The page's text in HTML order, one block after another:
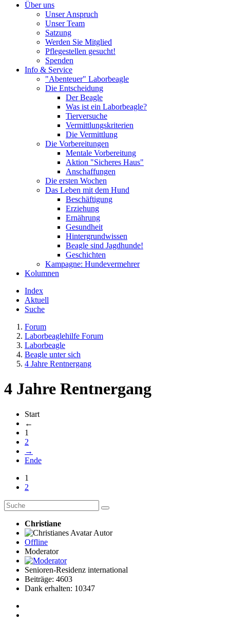
Über uns
Unser Anspruch
Unser Team
Satzung
Werden Sie Mitglied
Pflegestellen gesucht!
Spenden
Info & Service
"Abenteuer" Laborbeagle
Die Entscheidung
Der Beagle
Was ist ein Laborbeagle?
Tierversuche
Vermittlungskriterien
Die Vermittlung
Die Vorbereitungen
Mentale Vorbereitung
Aktion "Sicheres Haus"
Anschaffungen
Die ersten Wochen
Das Leben mit dem Hund
Beschäftigung
Erziehung
Ernährung
Gesundheit
Hintergrundwissen
Beagle sind Jagdhunde!
Geschichten
Kampagne: Hundevermehrer
Kolumnen
Index
Aktuell
Suche
Forum
Laborbeaglehilfe Forum
Laborbeagle
Beagle unter sich
4 Jahre Rentnergang
4 Jahre Rentnergang
Start
←
1
2
→
Ende
1
2
Christiane
Autor
Offline
Moderator
Senioren-Residenz international
Beiträge: 4603
Dank erhalten: 10347